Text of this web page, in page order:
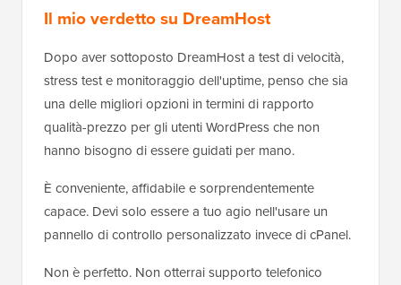
Il mio verdetto su DreamHost
Dopo aver sottoposto DreamHost a test di velocità,
stress test e monitoraggio dell'uptime, penso che sia
una delle migliori opzioni in termini di rapporto
qualità-prezzo per gli utenti WordPress che non
hanno bisogno di essere guidati per mano.
È conveniente, affidabile e sorprendentemente
capace. Devi solo essere a tuo agio nell'usare un
pannello di controllo personalizzato invece di cPanel.
Non è perfetto. Non otterrai supporto telefonico